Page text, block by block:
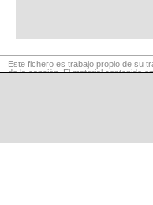
Este fichero es trabajo propio de su
de la canción. El material contenido